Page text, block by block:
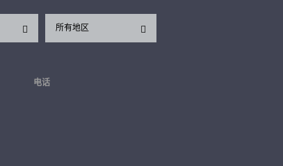
所有地区
电话